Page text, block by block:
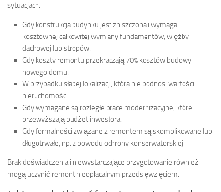
sytuacjach:
Gdy konstrukcja budynku jest zniszczona i wymaga
kosztownej całkowitej wymiany fundamentów, więźby
dachowej lub stropów.
Gdy koszty remontu przekraczają 70% kosztów budowy
nowego domu.
W przypadku słabej lokalizacji, która nie podnosi wartości
nieruchomości.
Gdy wymagane są rozległe prace modernizacyjne, które
przewyższają budżet inwestora.
Gdy formalności związane z remontem są skomplikowane lub
długotrwałe, np. z powodu ochrony konserwatorskiej.
Brak doświadczenia i niewystarczające przygotowanie również
mogą uczynić remont nieopłacalnym przedsięwzięciem.